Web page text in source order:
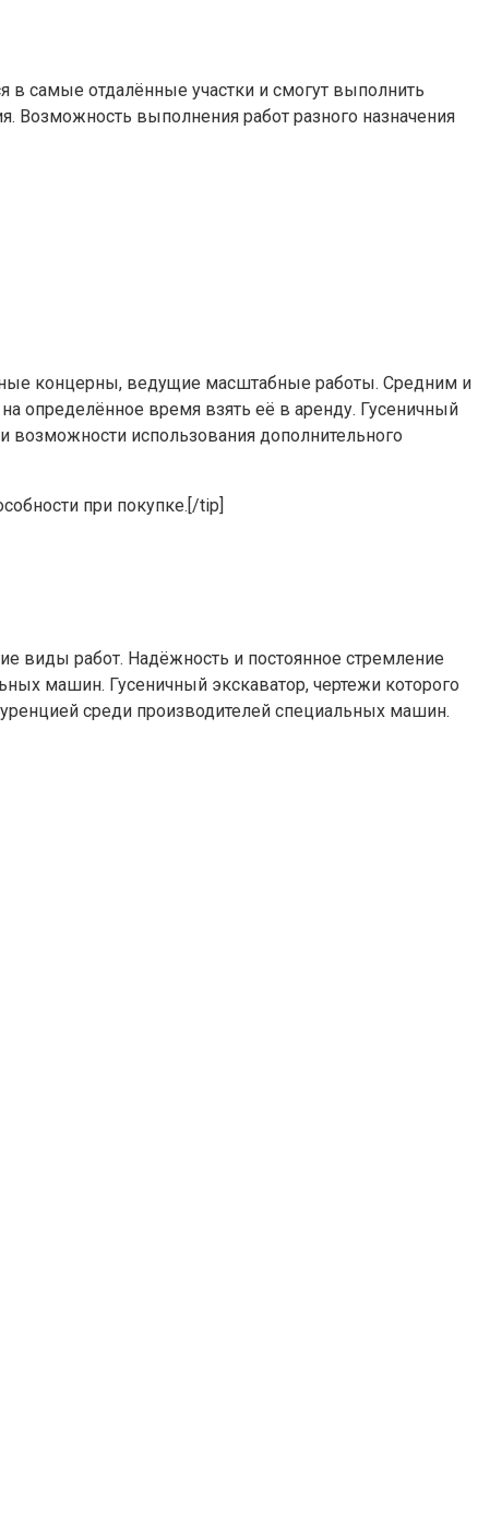
в самые отдалённые участки и смогут выполнить
Возможность выполнения работ разного назначения
концерны, ведущие масштабные работы. Средним и
определённое время взять её в аренду. Гусеничный
возможности использования дополнительного
при покупке.[/tip]
виды работ. Надёжность и постоянное стремление
машин. Гусеничный экскаватор, чертежи которого
среди производителей специальных машин.